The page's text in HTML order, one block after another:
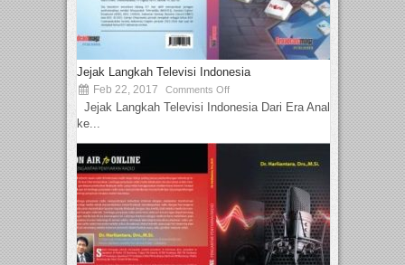
Jejak Langkah Televisi Indonesia
Feb 22, 2017 Comments Off
Jejak Langkah Televisi Indonesia Dari Era Analog
ke...